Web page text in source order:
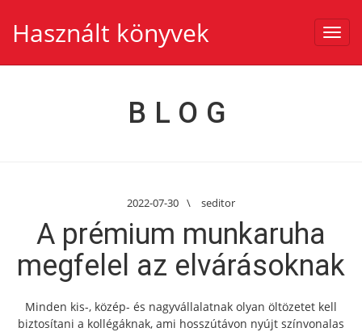
Használt könyvek
BLOG
2022-07-30 \ seditor
A prémium munkaruha
megfelel az elvárásoknak
Minden kis-, közép- és nagyvállalatnak olyan öltözetet kell
biztosítani a kollégáknak, ami hosszútávon nyújt színvonalas